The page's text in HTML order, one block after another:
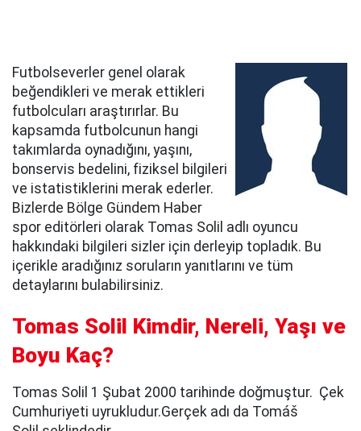
Futbolseverler genel olarak
beğendikleri ve merak ettikleri
futbolcuları araştırırlar. Bu
kapsamda futbolcunun hangi
takımlarda oynadığını, yaşını,
bonservis bedelini, fiziksel bilgileri
ve istatistiklerini merak ederler.
Bizlerde Bölge Gündem Haber
spor editörleri olarak Tomas Solil adlı oyuncu
hakkındaki bilgileri sizler için derleyip topladık. Bu
içerikle aradığınız soruların yanıtlarını ve tüm
detaylarını bulabilirsiniz.
Tomas Solil Kimdir, Nereli, Yaşı ve
Boyu Kaç?
Tomas Solil 1 Şubat 2000 tarihinde doğmuştur. Çek
Cumhuriyeti uyrukludur.Gerçek adı da Tomáš